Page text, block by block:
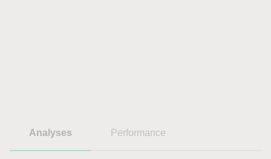
Analyses Performance